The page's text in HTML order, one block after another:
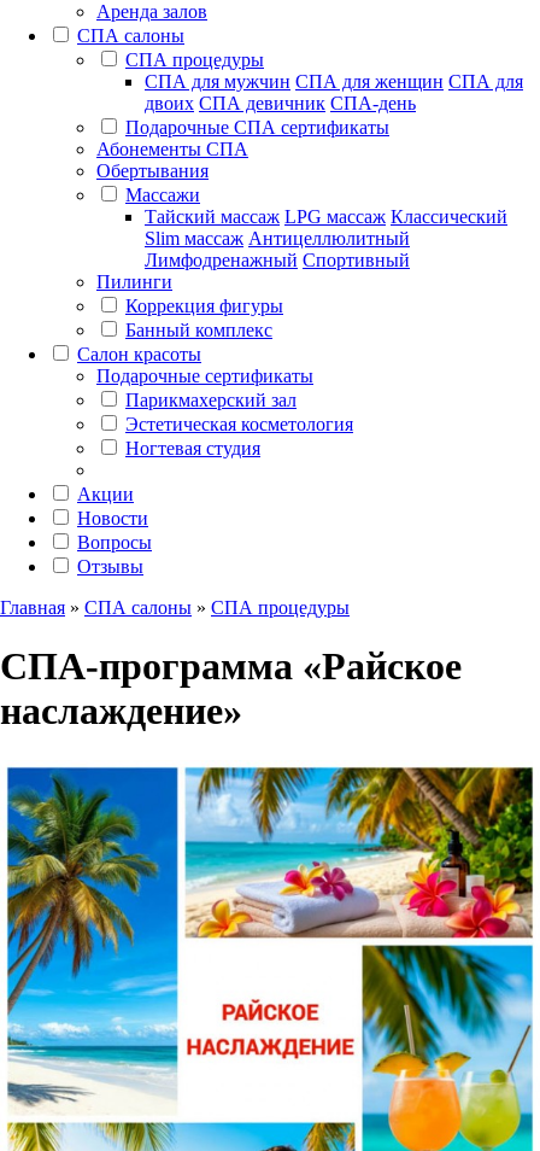
Аренда залов
СПА салоны
СПА процедуры
СПА для мужчин СПА для женщин СПА для
двоих СПА девичник СПА-день
Подарочные СПА сертификаты
Абонементы СПА
Обертывания
Массажи
Тайский массаж LPG массаж Классический
Slim массаж Антицеллюлитный
Лимфодренажный Спортивный
Пилинги
Коррекция фигуры
Банный комплекс
Салон красоты
Подарочные сертификаты
Парикмахерский зал
Эстетическая косметология
Ногтевая студия
Акции
Новости
Вопросы
Отзывы
Главная » СПА салоны » СПА процедуры
СПА-программа «Райское
наслаждение»